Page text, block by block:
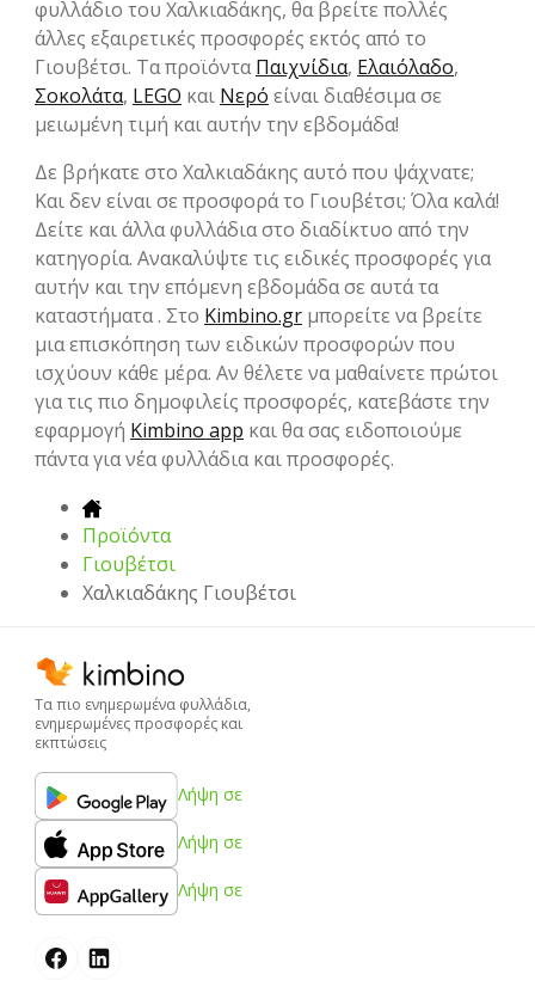
φυλλάδιο του Χαλκιαδάκης, θα βρείτε πολλές
άλλες εξαιρετικές προσφορές εκτός από το
Γιουβέτσι. Τα προϊόνταΠαιχνίδια, Ελαιόλαδο,
Σοκολάτα, LEGO και Νερό είναι διαθέσιμα σε
μειωμένη τιμή και αυτήν την εβδομάδα!
Δε βρήκατε στο Χαλκιαδάκης αυτό που ψάχνατε;
Και δεν είναι σε προσφορά το Γιουβέτσι; Όλα καλά!
Δείτε και άλλα φυλλάδια στο διαδίκτυο από την
κατηγορία. Ανακαλύψτε τις ειδικές προσφορές για
αυτήν και την επόμενη εβδομάδα σε αυτά τα
καταστήματα . Στο Kimbino.gr μπορείτε να βρείτε
μια επισκόπηση των ειδικών προσφορών που
ισχύουν κάθε μέρα. Αν θέλετε να μαθαίνετε πρώτοι
για τις πιο δημοφιλείς προσφορές, κατεβάστε την
εφαρμογή Kimbino app και θα σας ειδοποιούμε
πάντα για νέα φυλλάδια και προσφορές.
Προϊόντα
Γιουβέτσι
Χαλκιαδάκης Γιουβέτσι
Τα πιο ενημερωμένα φυλλάδια,
ενημερωμένες προσφορές και
εκπτώσεις
Λήψη σε
Λήψη σε
Λήψη σε